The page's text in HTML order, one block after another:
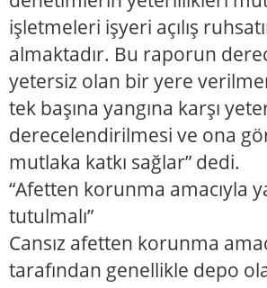
işletmeleri işyeri açılış
almaktadır. Bu raporun
yetersiz olan bir yere
tek başına yangına karşı
derecelendirilmesi ve ona
mutlaka katkı sağlar” dedi.
“Afetten korunma amacıyla
tutulmalı”
Cansız afetten korunma
tarafından genellikle depo